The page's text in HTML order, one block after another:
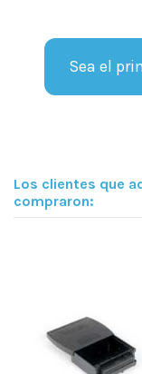
Sea el
Los clientes que
compraron: